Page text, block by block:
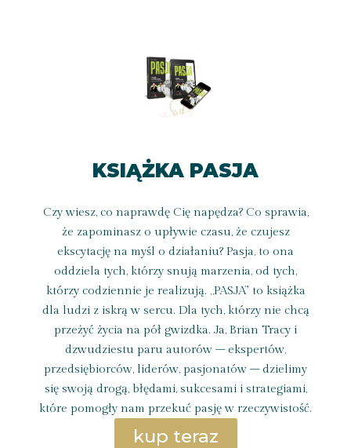
KSIĄŻKA PASJA
Czy wiesz, co naprawdę Cię napędza? Co sprawia,
że zapominasz o upływie czasu, że czujesz
ekscytację na myśl o działaniu? Pasja, to ona
oddziela tych, którzy snują marzenia, od tych,
którzy codziennie je realizują. „PASJA” to książka
dla ludzi z iskrą w sercu. Dla tych, którzy nie chcą
przeżyć życia na pół gwizdka. Ja, Brian Tracy i
dzwudziestu paru autorów – ekspertów,
przedsiębiorców, liderów, pasjonatów – dzielimy
się swoją drogą, błędami, sukcesami i strategiami,
które pomogły nam przekuć pasję w rzeczywistość.
kup teraz